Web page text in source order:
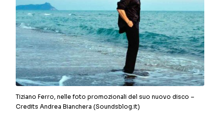
Tiziano Ferro, nelle foto promozionali del suo nuovo disco –
Credits Andrea Bianchera (Soundsblog.it)